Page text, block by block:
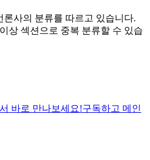
론사의 분류를 따르고 있습니다.
상 섹션으로 중복 분류할 수 있습
바로 만나보세요!구독하고 메인